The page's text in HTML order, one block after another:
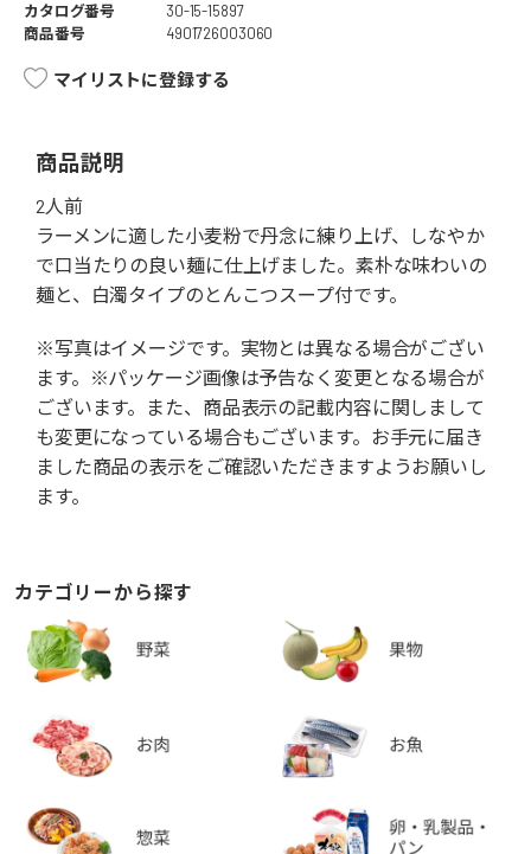
カタログ番号
30-15-15897
商品番号
4901726003060
マイリストに登録する
商品説明
2人前
ラーメンに適した小麦粉で丹念に練り上げ、しなやか
で口当たりの良い麺に仕上げました。素朴な味わいの
麺と、白濁タイプのとんこつスープ付です。
※写真はイメージです。実物とは異なる場合がござい
ます。※パッケージ画像は予告なく変更となる場合が
ございます。また、商品表示の記載内容に関しまして
も変更になっている場合もございます。お手元に届き
ました商品の表示をご確認いただきますようお願いし
ます。
カテゴリーから探す